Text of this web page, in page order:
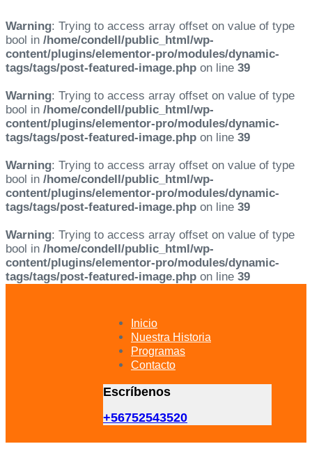
Warning: Trying to access array offset on value of type
bool in /home/condell/public_html/wp-
content/plugins/elementor-pro/modules/dynamic-
tags/tags/post-featured-image.php on line 39
Warning: Trying to access array offset on value of type
bool in /home/condell/public_html/wp-
content/plugins/elementor-pro/modules/dynamic-
tags/tags/post-featured-image.php on line 39
Warning: Trying to access array offset on value of type
bool in /home/condell/public_html/wp-
content/plugins/elementor-pro/modules/dynamic-
tags/tags/post-featured-image.php on line 39
Warning: Trying to access array offset on value of type
bool in /home/condell/public_html/wp-
content/plugins/elementor-pro/modules/dynamic-
tags/tags/post-featured-image.php on line 39
Inicio
Nuestra Historia
Programas
Contacto
Escríbenos
+56752543520